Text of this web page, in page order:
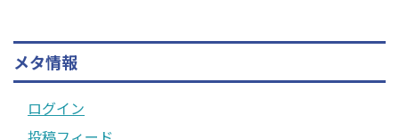
メタ情報
ログイン